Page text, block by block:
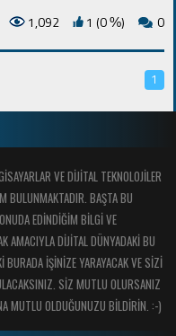
1,092 1 (0%) 0
1
VE DİJİTAL TEKNOLOJİLER
BULUNMAKTADIR. BAŞTA BU
EDİNDİĞİM BİLGİ VE
AMACIYLA DİJİTAL DÜNYADAKİ BU
İŞİNİZE YARAYACAK VE SİZİ
SİZ MUTLU OLURSANIZ
MUTLU OLDUĞUNUZU BİLDİRİN. :-)